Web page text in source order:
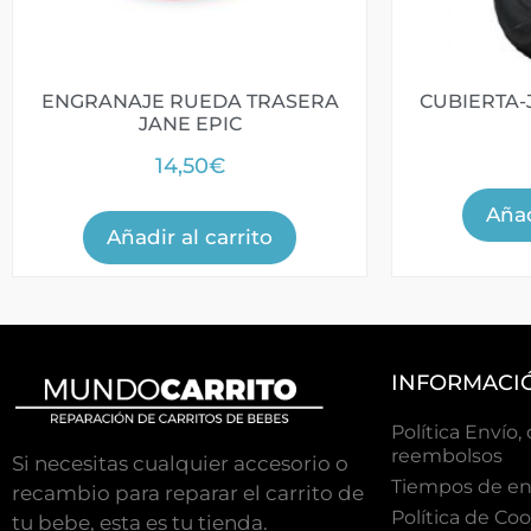
ENGRANAJE RUEDA TRASERA
JANE EPIC
14,50€
Añadir al carrito
Si necesitas cualquier accesorio o
recambio para reparar el carrito de
tu bebe, esta es tu tienda.
Política
reembolsos
Tiempos de
Polí­tica de